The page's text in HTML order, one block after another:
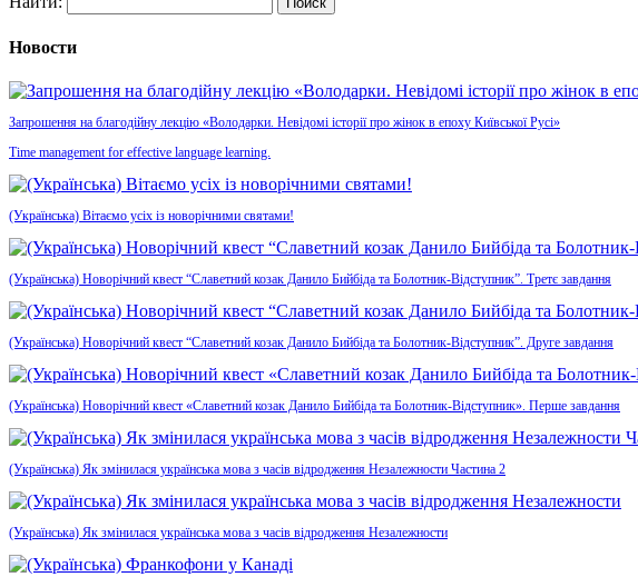
Новости
Запрошення на благодійну лекцію «Володарки. Невідомі історії про жінок в епоху Київської Русі»
Time management for effective language learning.
(Українська) Вітаємо усіх із новорічними святами!
(Українська) Новорічний квест “Славетний козак Данило Бийбіда та Болотник-Відступник”. Третє завдання
(Українська) Новорічний квест “Славетний козак Данило Бийбіда та Болотник-Відступник”. Друге завдання
(Українська) Новорічний квест «Славетний козак Данило Бийбіда та Болотник-Відступник». Перше завдання
(Українська) Як змінилася українська мова з часів відродження Незалежности Частина 2
(Українська) Як змінилася українська мова з часів відродження Незалежности